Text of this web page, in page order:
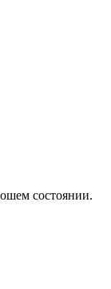
состоянии.